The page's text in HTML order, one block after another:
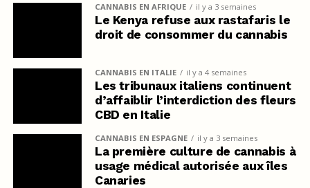
CANNABIS EN AFRIQUE il y a 3 semaines
Le Kenya refuse aux rastafaris le
droit de consommer du cannabis
CANNABIS EN ITALIE il y a 4 semaines
Les tribunaux italiens continuent
d’affaiblir l’interdiction des fleurs
CBD en Italie
CANNABIS EN ESPAGNE il y a 3 semaines
La première culture de cannabis à
usage médical autorisée aux îles
Canaries